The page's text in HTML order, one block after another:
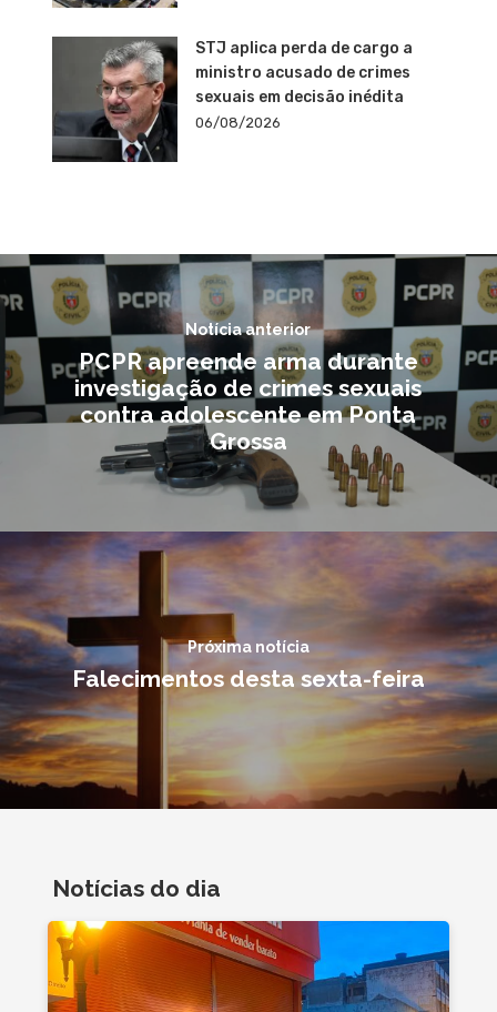
STJ aplica perda de cargo a
ministro acusado de crimes
sexuais em decisão inédita
06/08/2026
Notícia anterior
PCPR apreende arma durante
investigação de crimes sexuais
contra adolescente em Ponta
Grossa
Próxima notícia
Falecimentos desta sexta-feira
Notícias do dia